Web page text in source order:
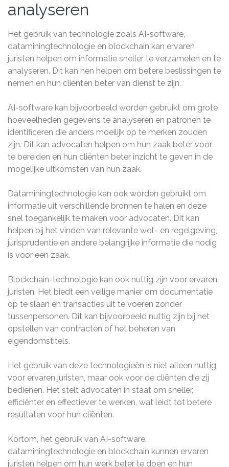
analyseren
Het gebruik van technologie zoals AI-software,
dataminingtechnologie en blockchain kan ervaren
juristen helpen om informatie sneller te verzamelen en te
analyseren. Dit kan hen helpen om betere beslissingen te
nemen en hun cliënten beter van dienst te zijn.
AI-software kan bijvoorbeeld worden gebruikt om grote
hoeveelheden gegevens te analyseren en patronen te
identificeren die anders moeilijk op te merken zouden
zijn. Dit kan advocaten helpen om hun zaak beter voor
te bereiden en hun cliënten beter inzicht te geven in de
mogelijke uitkomsten van hun zaak.
Dataminingtechnologie kan ook worden gebruikt om
informatie uit verschillende bronnen te halen en deze
snel toegankelijk te maken voor advocaten. Dit kan
helpen bij het vinden van relevante wet- en regelgeving,
jurisprudentie en andere belangrijke informatie die nodig
is voor een zaak.
Blockchain-technologie kan ook nuttig zijn voor ervaren
juristen. Het biedt een veilige manier om documentatie
op te slaan en transacties uit te voeren zonder
tussenpersonen. Dit kan bijvoorbeeld nuttig zijn bij het
opstellen van contracten of het beheren van
eigendomstitels.
Het gebruik van deze technologieën is niet alleen nuttig
voor ervaren juristen, maar ook voor de cliënten die zij
bedienen. Het stelt advocaten in staat om sneller,
efficiënter en effectiever te werken, wat leidt tot betere
resultaten voor hun cliënten.
Kortom, het gebruik van AI-software,
dataminingtechnologie en blockchain kunnen ervaren
juristen helpen om hun werk beter te doen en hun